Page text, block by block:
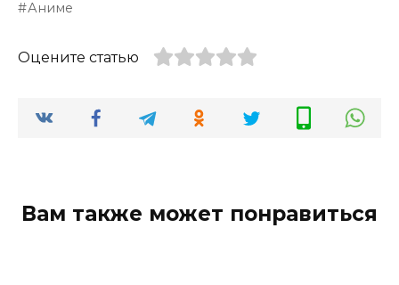
Аниме
Оцените статью
Вам также может понравиться